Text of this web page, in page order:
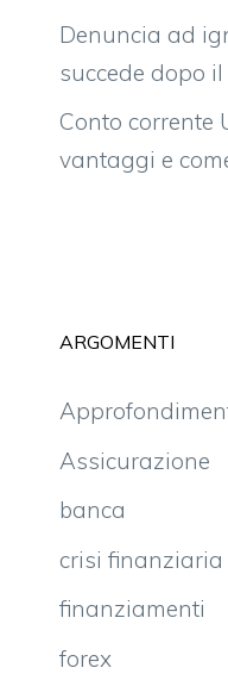
Denuncia ad
succede dopo
Conto corrente
vantaggi e
ARGOMENTI
Assicurazione
banca
crisi finanziaria
finanziamenti
forex